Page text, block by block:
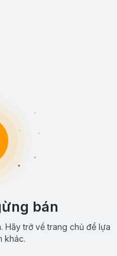
bán
Hãy trở về trang chủ để lựa
khác.